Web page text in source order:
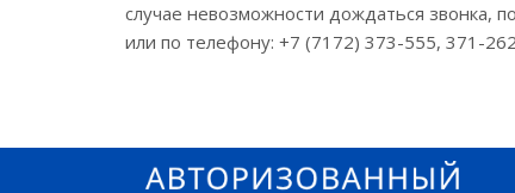
случае невозможности дождаться звонка,
или по телефону: +7 (7172) 373-555, 371-